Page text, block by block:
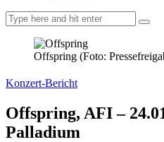
Offspring (Foto:
Konzert-Bericht
Offspring, AFI –
Palladium